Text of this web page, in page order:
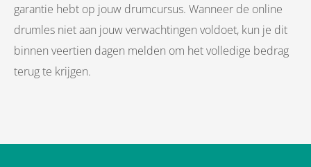
garantie hebt op jouw drumcursus. Wanneer de online
drumles niet aan jouw verwachtingen voldoet, kun je dit
binnen veertien dagen melden om het volledige bedrag
terug te krijgen.